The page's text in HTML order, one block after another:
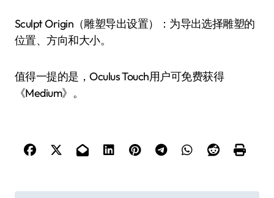
Sculpt Origin（雕塑导出设置）：为导出选择雕塑的
位置、方向和大小。
值得一提的是，Oculus Touch用户可免费获得
《Medium》。